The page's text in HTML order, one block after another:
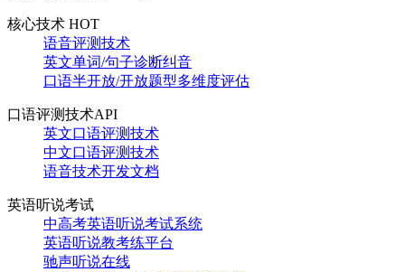
核心技术 HOT
语音评测技术
英文单词/句子诊断纠音
口语半开放/开放题型多维度评估
口语评测技术API
英文口语评测技术
中文口语评测技术
语音技术开发文档
英语听说考试
中高考英语听说考试系统
英语听说教考练平台
驰声听说在线